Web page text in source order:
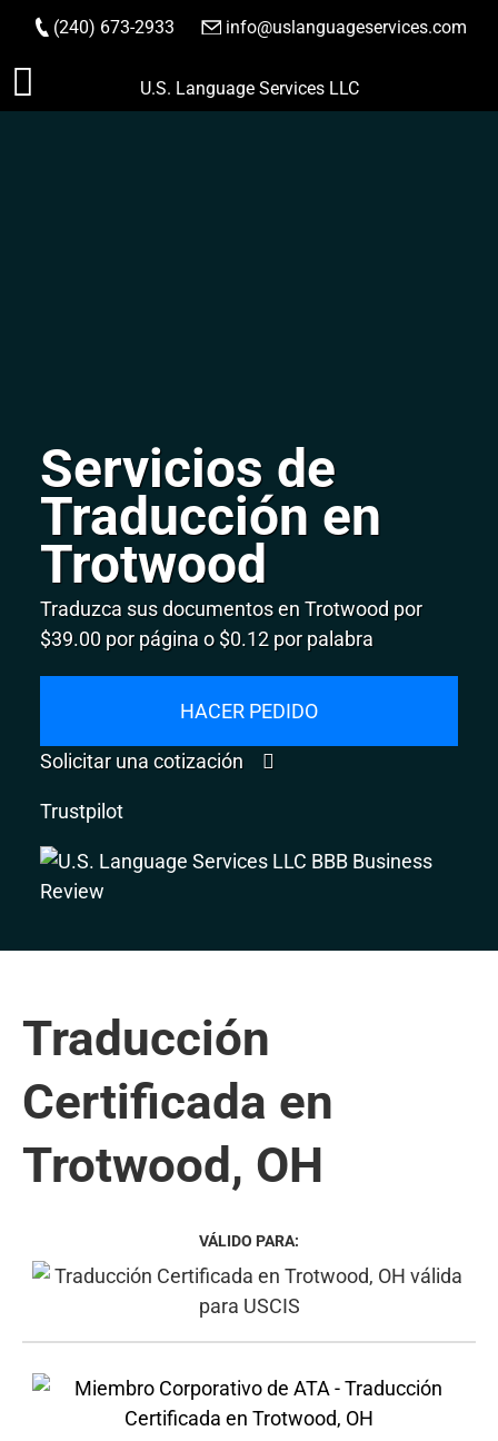
Saltar
(240) 673-2933 info@uslanguageservices.com
HACER PEDIDO
U.S. Language Services LLC
Servicios de
Traducción en
Trotwood
Traduzca sus documentos en Trotwood por
$39.00 por página o $0.12 por palabra
HACER PEDIDO
Solicitar una cotización
Trustpilot
Traducción
Certificada en
Trotwood, OH
VÁLIDO PARA: